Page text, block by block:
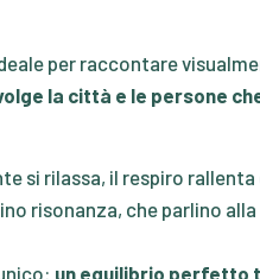
per raccontare
la città e le persone
si rilassa, il respiro rallenta
risonanza, che parlino
un equilibrio perfetto